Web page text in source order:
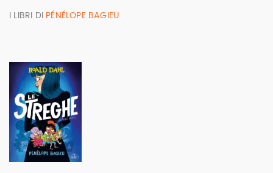
I LIBRI DI PÉNÉLOPE BAGIEU